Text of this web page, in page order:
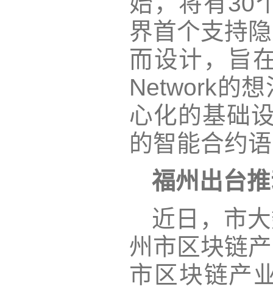
界首个支持
而设计，旨
Network的
心化的基础
的智能合约
福州出台
近日，市
州市区块链
市区块链产